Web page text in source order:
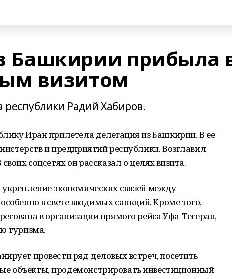
Башкирии прибыла
визитом
республики Радий Хабиров.
Иран прилетела делегация из Башкирии. В ее
и предприятий республики. Возглавил
соцсетях он рассказал о целях визита.
экономических связей между
в свете вводимых санкций. Кроме того,
в организации прямого рейса Уфа-Тегеран,
туризма.
провести ряд деловых встреч, посетить
объекты, продемонстрировать инвестиционный